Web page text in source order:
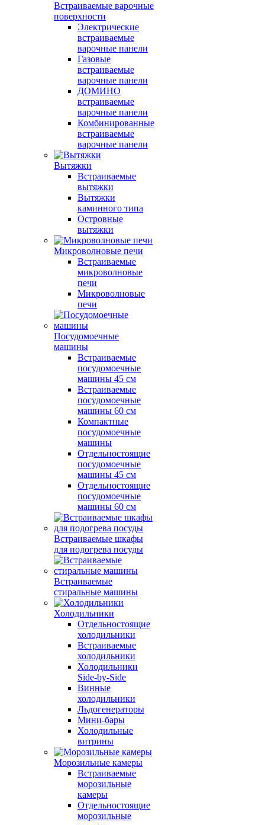
Встраиваемые варочные
поверхности
Электрические
встраиваемые
варочные панели
Газовые
встраиваемые
варочные панели
ДОМИНО
встраиваемые
варочные панели
Комбинированные
встраиваемые
варочные панели
Вытяжки
Встраиваемые
вытяжки
Вытяжки
каминного типа
Островные
вытяжки
Микроволновые печи
Встраиваемые
микроволновые
печи
Микроволновые
печи
Посудомоечные
машины
Встраиваемые
посудомоечные
машины 45 см
Встраиваемые
посудомоечные
машины 60 см
Компактные
посудомоечные
машины
Отдельностоящие
посудомоечные
машины 45 см
Отдельностоящие
посудомоечные
машины 60 см
Встраиваемые шкафы
для подогрева посуды
Встраиваемые
стиральные машины
Холодильники
Отдельностоящие
холодильники
Встраиваемые
холодильники
Холодильники
Side-by-Side
Винные
холодильники
Льдогенераторы
Мини-бары
Холодильные
витрины
Морозильные камеры
Встраиваемые
морозильные
камеры
Отдельностоящие
морозильные